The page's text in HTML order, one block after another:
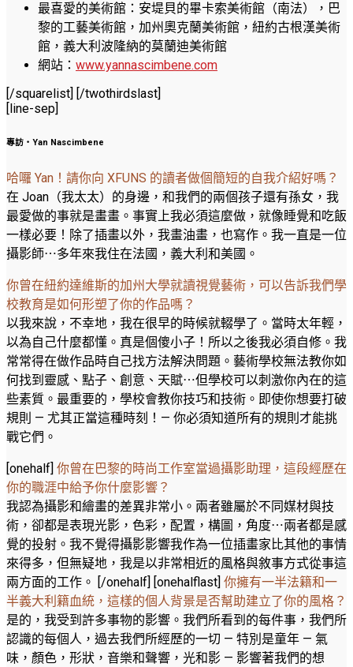
最喜愛的美術館：安堤貝的畢卡索美術館（南法），巴
黎的工藝美術館，加州奧克蘭美術館，紐約古根漢美術
館，義大利波隆納的莫蘭迪美術館
網站： www.yannascimbene.com
[/squarelist] [/twothirdslast]
[line-sep]
專訪‧Yan Nascimbene
哈囉 Yan！請你向 XFUNS 的讀者做個簡短的自我介紹好嗎？
在 Joan（我太太）的身邊，和我們的兩個孩子還有孫女，我
最愛做的事就是畫畫。事實上我必須這麼做，就像睡覺和吃飯
一樣必要！除了插畫以外，我畫油畫，也寫作。我一直是一位
攝影師⋯多年來我住在法國，義大利和美國。
你曾在紐約達維斯的加州大學就讀視覺藝術，可以告訴我們學
校教育是如何形塑了你的作品嗎？
以我來說，不幸地，我在很早的時候就輟學了。當時太年輕，
以為自己什麼都懂。真是個傻小子！所以之後我必須自修。我
常常得在做作品時自己找方法解決問題。藝術學校無法教你如
何找到靈感、點子、創意、天賦⋯但學校可以刺激你內在的這
些素質。最重要的，學校會教你技巧和技術。即使你想要打破
規則 — 尤其正當這種時刻！— 你必須知道所有的規則才能挑
戰它們。
[onehalf] 你曾在巴黎的時尚工作室當過攝影助理，這段經歷在
你的職涯中給予你什麼影響？
我認為攝影和繪畫的差異非常小。兩者雖屬於不同媒材與技
術，卻都是表現光影，色彩，配置，構圖，角度⋯兩者都是感
覺的投射。我不覺得攝影影響我作為一位插畫家比其他的事情
來得多，但無疑地，我是以非常相近的風格與敘事方式從事這
兩方面的工作。 [/onehalf] [onehalflast] 你擁有一半法籍和一
半義大利籍血統，這樣的個人背景是否幫助建立了你的風格？
是的，我受到許多事物的影響。我們所看到的每件事，我們所
認識的每個人，過去我們所經歷的一切 — 特別是童年 — 氣
味，顏色，形狀，音樂和聲響，光和影 — 影響著我們的想